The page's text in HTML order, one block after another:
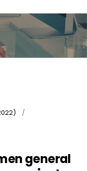
/
general